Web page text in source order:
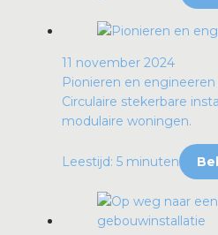
11 november 2024
Pionieren en engineeren
Circulaire stekerbare
modulaire woningen.
Leestijd: 5 minuten